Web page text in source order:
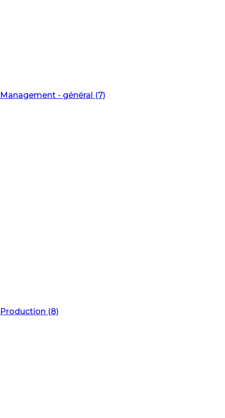
Management - général (7)
Production (8)